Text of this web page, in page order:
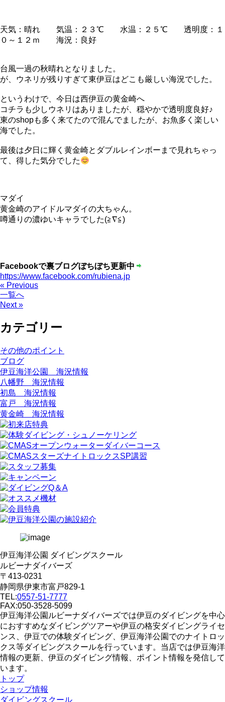
天気：晴れ 気温：２３℃ 水温：２５℃ 透明度：１
０～１２ｍ 海況：良好
台風一過の秋晴れとなりました。
が、ウネリが残りすぎて東伊豆はどこも厳しい海況でした。
というわけで、今日は西伊豆の黄金崎へ
コチラも少しウネリはありましたが、穏やかで透明度良好♪
東のshopも多く来てたので混んでましたが、お魚多く楽しい
海でした。
最後は夕日に輝く黄金崎とダブルレインボーまで見れちゃっ
て、得した気分でした
マダイ
黄金崎のアイドルマダイの大ちゃん。
噂通りの濃ゆいキャラでした(≧∇≦)
Facebookで裏ブログぼちぼち更新中
https://www.facebook.com/rubiena.jp
« Previous
一覧へ
Next »
カテゴリー
その他のポイント
ブログ
伊豆海洋公園 海況情報
八幡野 海況情報
初島 海況情報
富戸 海況情報
黄金崎 海況情報
伊豆海洋公園 ダイビングスクール
ルビーナダイバーズ
〒413-0231
静岡県伊東市富戸829-1
TEL:0557-51-7777
FAX:050-3528-5099
伊豆海洋公園ルビーナダイバーズでは伊豆のダイビングを中心
におすすめなダイビングツアーや伊豆の格安ダイビングライセ
ンス、伊豆での体験ダイビング、伊豆海洋公園でのナイトロッ
クス等ダイビングスクールを行っています。当店では伊豆海洋
情報の更新、伊豆のダイビング情報、ポイント情報を発信して
います。
トップ
ショップ情報
ダイビングスクール